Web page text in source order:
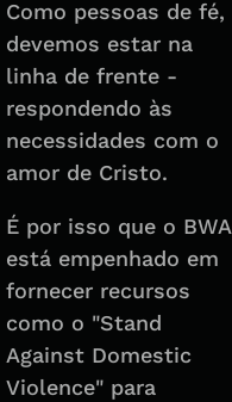
Como pessoas de fé,
devemos estar na
linha de frente -
respondendo às
necessidades com o
amor de Cristo.
É por isso que o BWA
está empenhado em
fornecer recursos
como o "Stand
Against Domestic
Violence" para